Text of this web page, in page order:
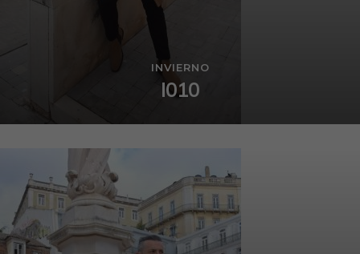
INVIERNO
I010